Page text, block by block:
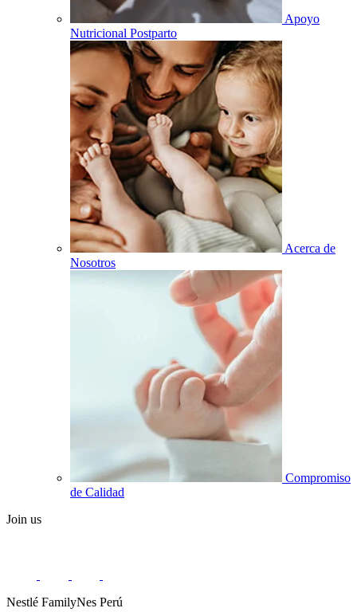
Apoyo
Nutricional Postparto
Acerca de
Nosotros
Compromiso
de Calidad
Join us
Nestlé FamilyNes Perú